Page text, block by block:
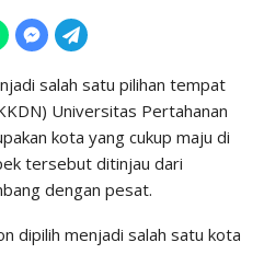
salah satu pilihan tempat
Universitas Pertahanan
kota yang cukup maju di
tersebut ditinjau dari
dengan pesat.
dipilih menjadi salah satu kota